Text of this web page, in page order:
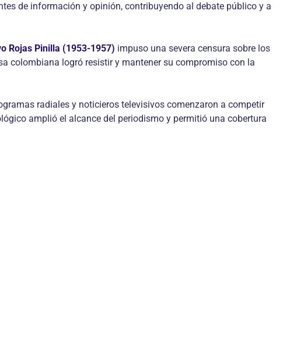
de información y opinión, contribuyendo al debate público y a
Rojas Pinilla (1953-1957) impuso una severa censura sobre los
colombiana logró resistir y mantener su compromiso con la
radiales y noticieros televisivos comenzaron a competir
amplió el alcance del periodismo y permitió una cobertura